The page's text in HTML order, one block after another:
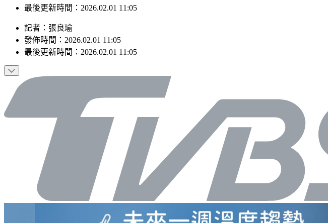
最後更新時間：2026.02.01 11:05
記者 ： 張良瑜
發佈時間： 2026.02.01 11:05
最後更新時間： 2026.02.01 11:05